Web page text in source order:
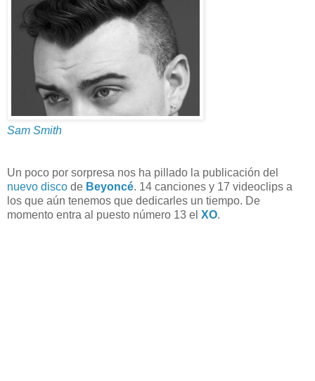
Sam Smith
Un poco por sorpresa nos ha pillado la publicación del
nuevo disco de Beyoncé. 14 canciones y 17 videoclips a
los que aún tenemos que dedicarles un tiempo. De
momento entra al puesto número 13 el XO.